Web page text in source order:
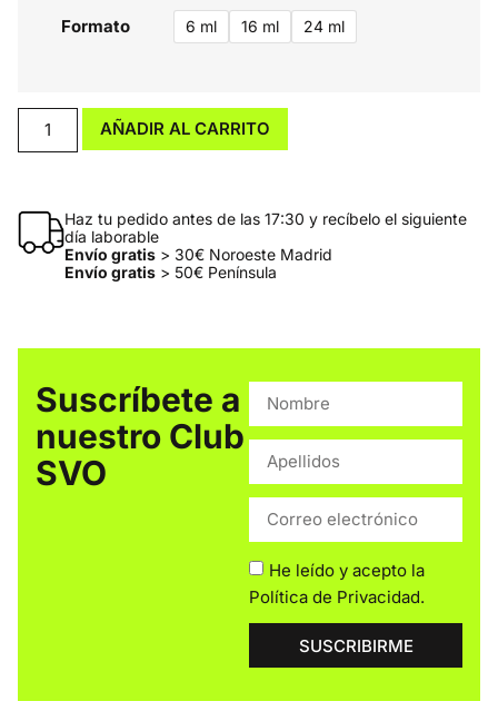
Formato 6 ml 16 ml 24 ml
AÑADIR AL CARRITO
Haz tu pedido antes de las 17:30 y recíbelo el siguiente
día laborable
Envío gratis> 30€ Noroeste Madrid
Envío gratis> 50€ Península
Suscríbete a
nuestro Club
SVO
He leído y acepto la
Política de Privacidad.
SUSCRIBIRME